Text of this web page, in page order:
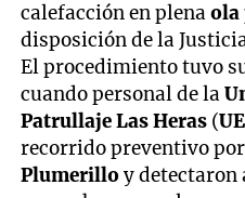
calefacción en plenaola
disposición de la
El procedimiento tuvo
cuando personal de la
Patrullaje Las Heras (
recorrido preventivo
Plumerilloy detectaron